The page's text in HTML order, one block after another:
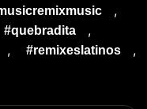
,
#quebradita ,
, #remixeslatinos ,